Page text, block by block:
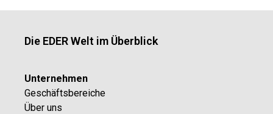
Die EDER Welt im Überblick
Unternehmen
Geschäftsbereiche
Über uns